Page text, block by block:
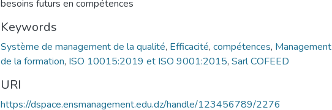
besoins futurs en compétences
Keywords
Système de management de la qualité, Efficacité, compétences, Management
de la formation, ISO 10015:2019 et ISO 9001:2015, Sarl COFEED
URI
https://dspace.ensmanagement.edu.dz/handle/123456789/2276